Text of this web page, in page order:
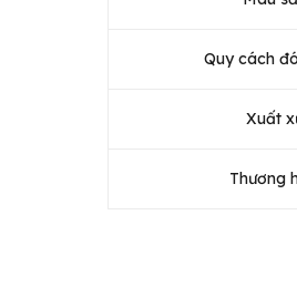
Quy cách
Xuất
Thương